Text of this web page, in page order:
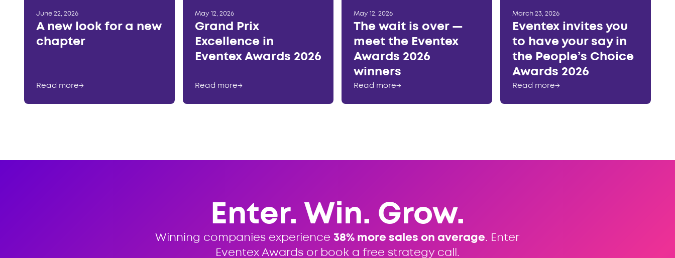
June 22, 2026
A new look for a new
chapter
Read more→
May 12, 2026
Grand Prix
Excellence in
Eventex Awards 2026
Read more→
May 12, 2026
The wait is over —
meet the Eventex
Awards 2026
winners
Read more→
March 23, 2026
Eventex invites you
to have your say in
the People’s Choice
Awards 2026
Read more→
Enter. Win. Grow.
Winning companies experience 38% more sales on average. Enter
Eventex Awards or book a free strategy call.